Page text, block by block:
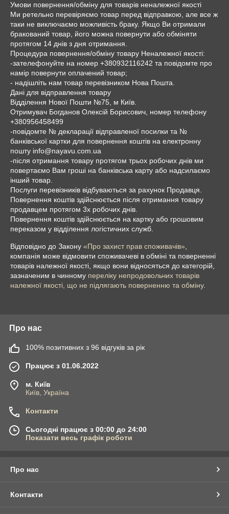
Умови повернення/обміну для товарів неналежної якості
Ми ретельно перевіряємо товар перед відправкою, але все ж
таки не виключаємо можливість браку. Якщо Ви отримали
бракований товар, його можна повернути або обміняти
протягом 14 днів з дня отримання.
Процедура повернення/обміну товару Неналежної якості:
-зателефонуйте на номер +380932116242 та повідомте про
намір повернути оплачений товар;
- надішліть нам товар перевізником Нова Пошта.
Дані для відправлення товару
Відділення Нової Пошти №75, м Київ.
Отримувач Богданов Олексій Борисович, номер телефону
+380956458499
-повідомте № декларації відправленої посилки та №
банківської картки для повернення коштів на електронну
пошту info@nayavu.com.ua
-після отримання товару протягом трьох робочих днів ми
повертаємо Вам гроші на банківська карту або надсилаємо
інший товар.
Послуги перевізників відбуваються за рахунок Продавця.
Повернення коштів здійснюється після отримання товару
продавцем протягом 3х робочих днів.
Повернення коштів здійснюється на картку або грошовим
переказом у відділення логістичних служб.
Відповідно до Закону «Про захист прав споживачів»
компанія може відмовити споживачеві в обміні та поверненні
товарів належної якості, якщо вони відносяться до категорій,
зазначеним в чинному переліку непродовольчих товарів
належної якості, що не підлягають поверненню та обміну.
Про нас
100% позитивних з 96 відгуків за рік
Працює з 01.06.2022
м. Київ
Київ, Україна
Контакти
Сьогодні працює з 00:00 до 24:00
Показати весь графік роботи
Про нас
Контакти